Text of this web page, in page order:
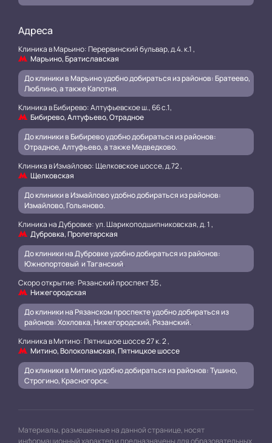
Адреса
Клиника в Марьино: Перервинский бульвар, д.4. к.1 ,
Марьино, Братиславская
До клиники в Марьино удобно добираться из районов: Братеево,
Люблино, а также Капотня.
Клиника в Бибирево: Алтуфьевское ш., 66 с.1,
Бибирево, Алтуфьево, Отрадное
До клиники в Бибирево удобно добираться из районов:
Отрадное, Алтуфьево, а также Медведково.
Клиника в Измайлово: Щелковское шоссе, д.72 ,
Щелковская
До клиники в Измайлово удобно добираться из районов:
Измайлово, Гольяново.
Клиника на Дубровке: ул. Шарикоподшипниковская, д. 1 ,
Дубровка, Пролетарская
До клиники на Дубровке удобно добираться из районов:
Южнопортовый и Таганский.
Скоро открытие: Рязанский проспект 3Б ,
Нижегородская
До клиники на Рязанском проспекте удобно добираться из
районов: Хохловка, Нижегородский, Рязанский..
Клиника в Митино: Пятницкое шоссе 27 к. 2 ,
Митино, Волоколамская, Пятницкое шоссе
До клиники в Митино удобно добираться из районов: Тушино,
Строгино, Красногорск.
Материалы, размещенные на данной странице, носят
информационный характер и предназначены для образовательных